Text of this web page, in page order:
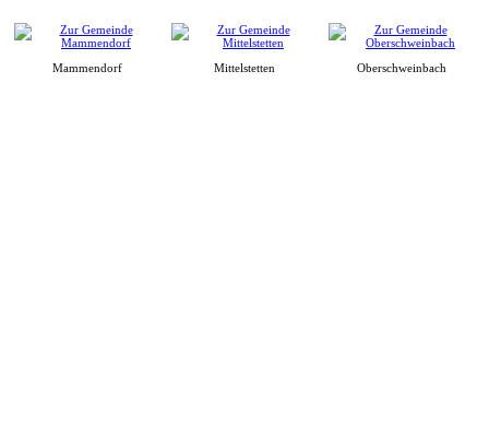
Mammendorf Mittelstetten Oberschweinbach